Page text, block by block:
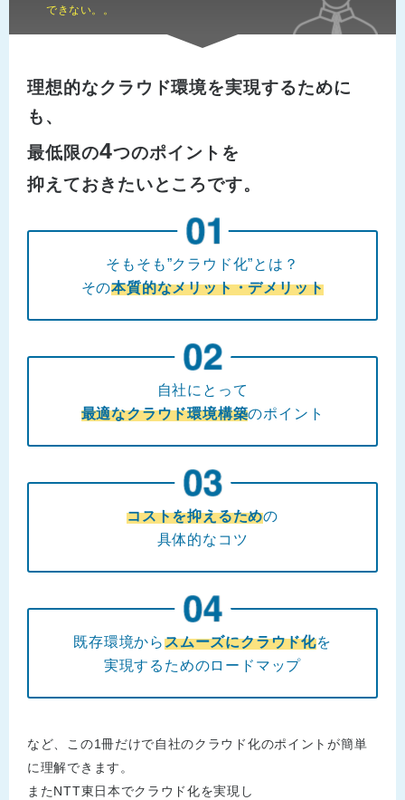
できない。。
理想的なクラウド環境を実現するために
も、
最低限の4つのポイントを
抑えておきたいところです。
そもそも”クラウド化”とは？
その本質的なメリット・デメリット
自社にとって
最適なクラウド環境構築のポイント
コストを抑えるための
具体的なコツ
既存環境からスムーズにクラウド化を
実現するためのロードマップ
など、この1冊だけで自社のクラウド化のポイントが簡単
に理解できます。
またNTT東日本でクラウド化を実現し